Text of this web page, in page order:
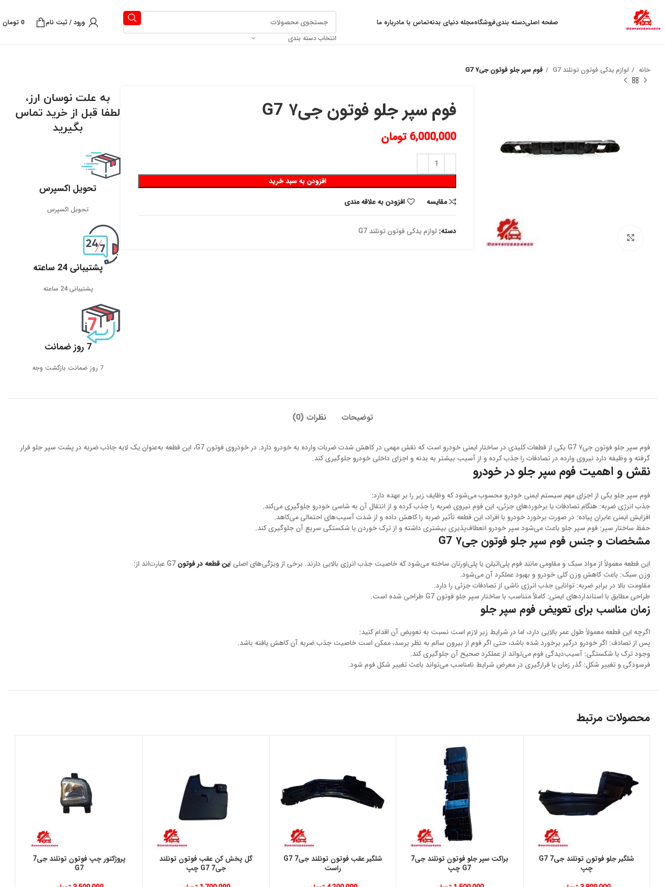
صفحه اصلیدسته بندیفروشگاهمجله دنیای بدنهتماس با مادرباره ما
انتخاب دسته بندی
ورود / ثبت نام 0 تومان
خانه لوازم یدکی فوتون تونلند G7 فوم سپر جلو فوتون جی۷ G7
فوم سپر جلو فوتون جی۷ G7
6,000,000 تومان
افزودن به سبد خرید
مقايسه
افزودن به علاقه مندی
دسته: لوازم یدکی فوتون تونلند G7
به علت نوسان ارز،
لطفا قبل از خرید تماس
بگیرید
تحویل اکسپرس
تحویل اکسپرس
پشتیبانی 24 ساعته
پشتیبانی 24 ساعته
7 روز ضمانت
7 روز ضمانت بازگشت وجه
توضیحات نظرات (0)
فوم سپر جلو فوتون جی۷ G7 یکی از قطعات کلیدی در ساختار ایمنی خودرو است که نقش مهمی در کاهش شدت ضربات وارده به خودرو دارد. در خودروی فوتون G7، این قطعه به‌عنوان یک لایه جاذب ضربه در پشت سپر جلو قرار
گرفته و وظیفه دارد نیروی وارده در تصادفات را جذب کرده و از آسیب بیشتر به بدنه و اجزای داخلی خودرو جلوگیری کند.
نقش و اهمیت فوم سپر جلو در خودرو
فوم سپر جلو یکی از اجزای مهم سیستم ایمنی خودرو محسوب می‌شود که وظایف زیر را بر عهده دارد:
جذب انرژی ضربه: هنگام تصادفات یا برخوردهای جزئی، این فوم نیروی ضربه را جذب کرده و از انتقال آن به شاسی خودرو جلوگیری می‌کند.
افزایش ایمنی عابران پیاده: در صورت برخورد خودرو با افراد، این قطعه تأثیر ضربه را کاهش داده و از شدت آسیب‌های احتمالی می‌کاهد.
حفظ ساختار سپر: فوم سپر جلو باعث می‌شود سپر خودرو انعطاف‌پذیری بیشتری داشته و از ترک خوردن یا شکستگی سریع آن جلوگیری کند.
مشخصات و جنس فوم سپر جلو فوتون جی۷ G7
این قطعه معمولاً از مواد سبک و مقاومی مانند فوم پلی‌اتیلن یا پلی‌اورتان ساخته می‌شود که خاصیت جذب انرژی بالایی دارند. برخی از ویژگی‌های اصلی این قطعه در فوتون
وزن سبک: باعث کاهش وزن کلی خودرو و بهبود عملکرد آن می‌شود.
مقاومت بالا در برابر ضربه: توانایی جذب انرژی ناشی از تصادفات جزئی را دارد.
طراحی مطابق با استانداردهای ایمنی: کاملاً متناسب با ساختار سپر جلو فوتون G7 طراحی شده است.
زمان مناسب برای تعویض فوم سپر جلو
اگرچه این قطعه معمولاً طول عمر بالایی دارد، اما در شرایط زیر لازم است نسبت به تعویض آن اقدام کنید:
پس از تصادف: اگر خودرو درگیر برخورد شده باشد، حتی اگر فوم از بیرون سالم به نظر برسد، ممکن است خاصیت جذب ضربه آن کاهش یافته باشد.
وجود ترک یا شکستگی: آسیب‌دیدگی فوم می‌تواند از عملکرد صحیح آن جلوگیری کند.
فرسودگی و تغییر شکل: گذر زمان یا قرارگیری در معرض شرایط نامناسب می‌تواند باعث تغییر شکل فوم شود.
محصولات مرتبط
شلگير جلو فوتون تونلند جی7 G7
چپ
براكت سپر جلو فوتون تونلند جی7
G7 چپ
شلگير عقب فوتون تونلند جی7 G7
راست
گل پخش كن عقب فوتون تونلند
جی7 G7 چپ
پروژکتور چپ فوتون تونلند جی7
G7
به علت نوسان ارز ، لطفا قبل از خرید تماس بگیرید.